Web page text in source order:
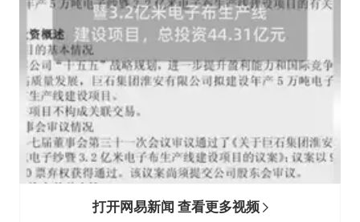
打开网易新闻 查看更多视频